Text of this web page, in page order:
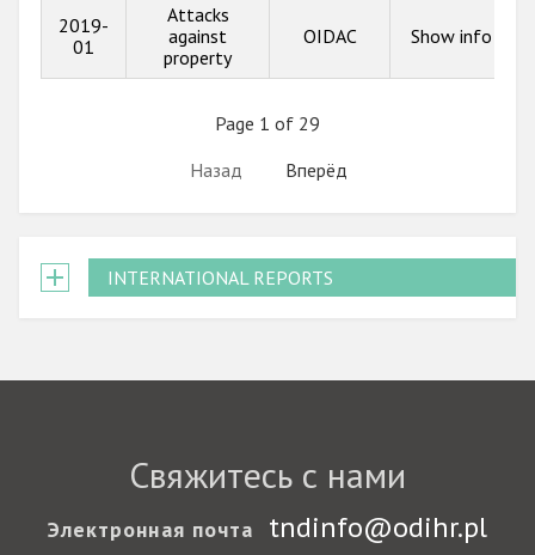
2019-
01
Attacks
against
property
OIDAC Show info
Page 1 of 29
Назад
Вперёд
INTERNATIONAL REPORTS
Свяжитесь с нами
Электронная почта
tndinfo@odihr.pl